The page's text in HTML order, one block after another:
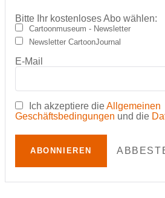
Bitte Ihr kostenloses Abo wählen:
Cartoonmuseum - Newsletter
Newsletter CartoonJournal
E-Mail
Ich akzeptiere dieAllgemeinen
Geschäftsbedingungen und die
ABONNIEREN